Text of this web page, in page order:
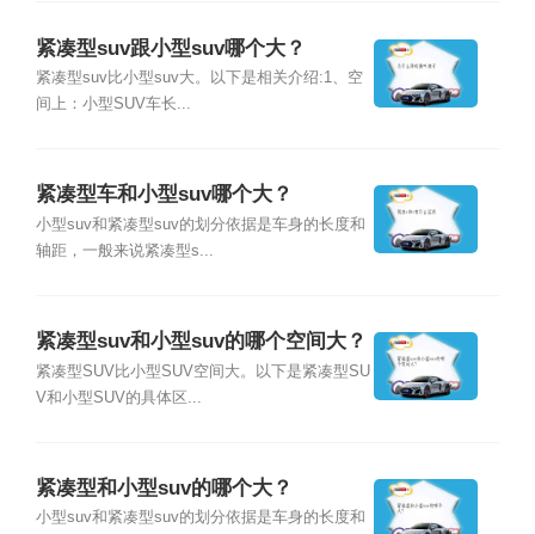
紧凑型suv跟小型suv哪个大？
紧凑型suv比小型suv大。以下是相关介绍:1、空
间上：小型SUV车长...
紧凑型车和小型suv哪个大？
小型suv和紧凑型suv的划分依据是车身的长度和
轴距，一般来说紧凑型s...
紧凑型suv和小型suv的哪个空间大？
紧凑型SUV比小型SUV空间大。以下是紧凑型SU
V和小型SUV的具体区...
紧凑型和小型suv的哪个大？
小型suv和紧凑型suv的划分依据是车身的长度和